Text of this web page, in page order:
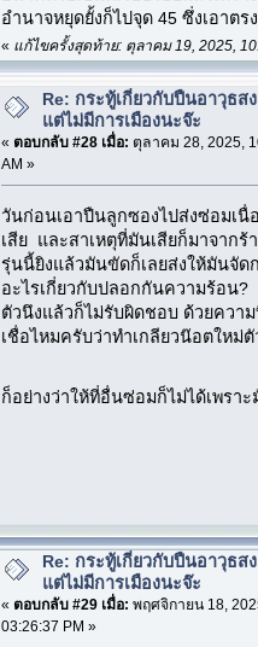
อำนาจหยุดยั้งก็ไปจุด 45 ซึ่งเอาต
« แก้ไขครั้งสุดท้าย: ตุลาคม 19, 2025,
Re: กระทู้เกี่ยวกับปืนอาวุธส
แต่ไม่มีการเมืองนะจ๊ะ
« ตอบกลับ #28 เมื่อ: ตุลาคม 28, 2025,
AM »
วันก่อนเอาปืนลูกซองไปส่งซ่อมเ
เสีย และสาเหตุที่มันเสียก็มาจาก
รุ่นนี้ยิงแล้วมันขัดก็เลยส่งให้มันจั
อะไรเกี่ยวกับปลอกกันความร้อน
ตัวนึงแล้วก็ไม่รับผิดชอบ ด้วยควา
เชื่อไหมครับว่าทำเกลียวน๊อตใหม่
ก็อย่างว่าให้ที่อื่นซ่อมก็ไม่ได้เพรา
Re: กระทู้เกี่ยวกับปืนอาวุธส
แต่ไม่มีการเมืองนะจ๊ะ
« ตอบกลับ #29 เมื่อ: พฤศจิกายน 18,
03:26:37 PM »